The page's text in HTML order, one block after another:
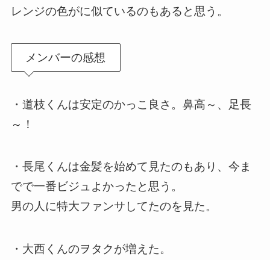
レンジの色がに似ているのもあると思う。
メンバーの感想
・道枝くんは安定のかっこ良さ。鼻高～、足長
～！
・長尾くんは金髪を始めて見たのもあり、今ま
でで一番ビジュよかったと思う。
男の人に特大ファンサしてたのを見た。
・大西くんのヲタクが増えた。